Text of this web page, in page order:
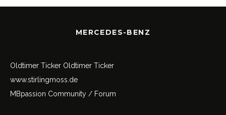
MERCEDES-BENZ
Oldtimer Ticker Oldtimer Ticker
www.stirlingmoss.de
MBpassion Community / Forum